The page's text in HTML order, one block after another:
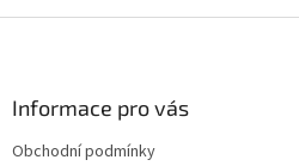
Informace pro vás
Obchodní podmínky